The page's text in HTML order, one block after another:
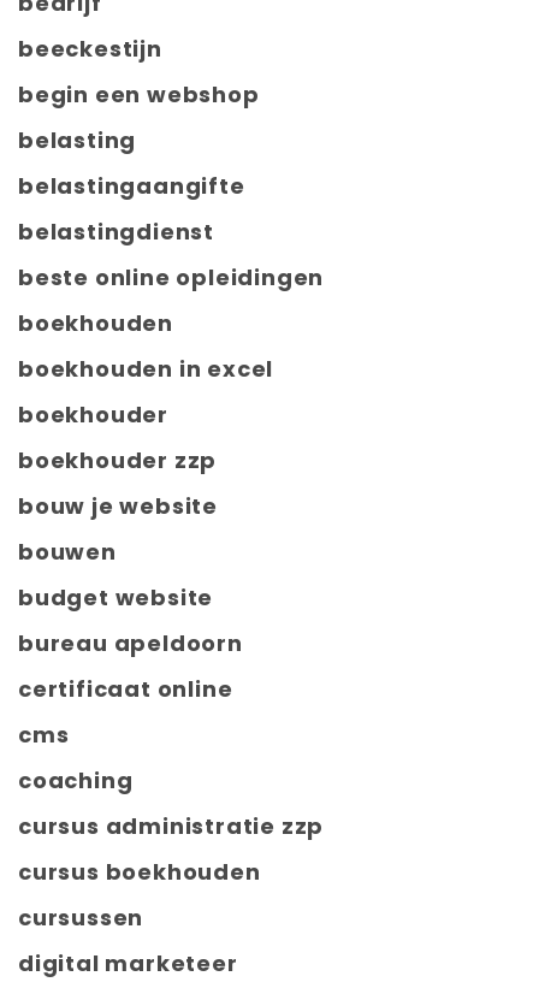
beeckestijn
begin een webshop
belasting
belastingaangifte
belastingdienst
beste online opleidingen
boekhouden
boekhouden in excel
boekhouder
boekhouder zzp
bouw je website
bouwen
budget website
bureau apeldoorn
certificaat online
cms
coaching
cursus administratie zzp
cursus boekhouden
cursussen
digital marketeer